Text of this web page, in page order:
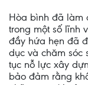
Hòa bình đã làm
trong một số lĩnh
đầy hứa hẹn đã
dục và chăm sóc
tục nỗ lực xây
bảo đảm rằng